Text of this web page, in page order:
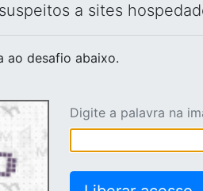
a sites
ao desafio abaixo.
Digite a palavra na